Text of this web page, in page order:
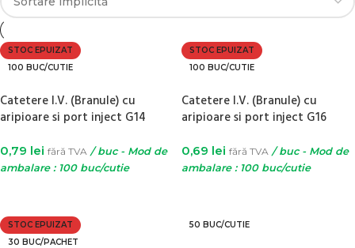
STOC EPUIZAT
100 BUC/CUTIE
Catetere I.V. (Branule) cu
aripioare si port inject G14
0,79 lei fără TVA / buc - Mod de
ambalare : 100 buc/cutie
STOC EPUIZAT
100 BUC/CUTIE
Catetere I.V. (Branule) cu
aripioare si port inject G16
0,69 lei fără TVA / buc - Mod de
ambalare : 100 buc/cutie
STOC EPUIZAT
30 BUC/PACHET
50 BUC/CUTIE